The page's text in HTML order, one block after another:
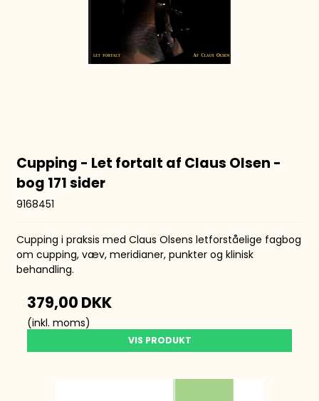
Cupping - Let fortalt af Claus Olsen -
bog 171 sider
9168451
Cupping i praksis med Claus Olsens letforståelige fagbog
om cupping, væv, meridianer, punkter og klinisk
behandling.
379,00 DKK
(inkl. moms)
VIS PRODUKT